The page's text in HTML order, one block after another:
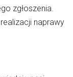
zgłoszenia.
naprawy